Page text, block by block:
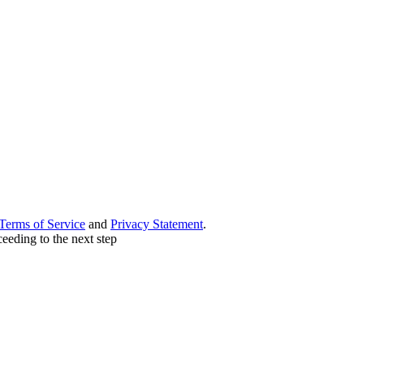
of Service and Privacy Statement.
to the next step